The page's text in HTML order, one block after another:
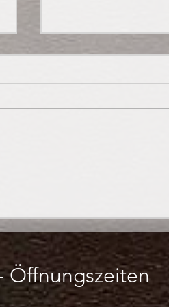
Öffnungszeiten